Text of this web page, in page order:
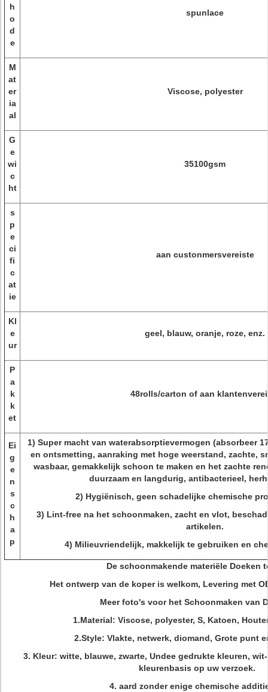
h
o
d
e
spunlace
M
at
er
ia
al
Viscose, polyester
G
e
wi
c
ht
35100gsm
s
p
e
ci
fi
c
at
ie
aan custonmersvereiste
Kl
e
ur
geel, blauw, oranje, roze, enz.
P
a
k
k
et
48rolls/carton of aan
Ei
g
e
n
s
c
h
a
p
1) Super macht van waterabsorptievermogen (absorbeer
en ontsmetting, aanraking met hoge weerstand, zachte,
wasbaar, gemakkelijk schoon te maken en het zachte
duurzaam en langdurig, antibacterieel,
2) Hygiënisch, geen schadelijke chemische
3) Lint-free na het schoonmaken, zacht en vlot,
artikelen.
4) Milieuvriendelijk, makkelijk te gebruiken en
De schoonmakende materiële Doeken
Het ontwerp van de koper is welkom, Levering met
Meer foto's voor het Schoonmaken van
1.Material: Viscose, polyester, S, Katoen,
2.Style: Vlakte, netwerk, diomand, Grote punt
3. Kleur: witte, blauwe, zwarte, Undee gedrukte kleuren,
kleurenbasis op uw verzoek.
4. aard zonder enige chemische